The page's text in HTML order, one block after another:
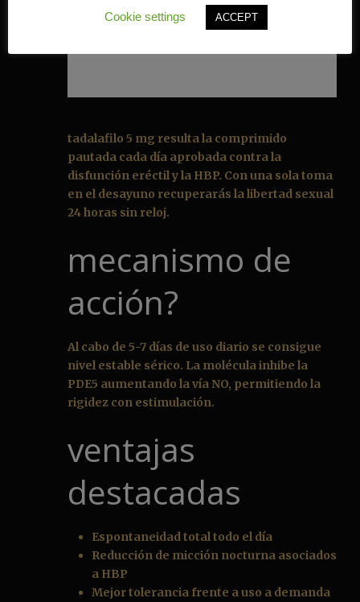
tadalafilo 5 mg resulta la comprimido
pautada cada día aprobada contra la
disfunción eréctil y la HBP. Con una sola toma
en el desayuno recuperarás la libertad sexual
24 horas sin reloj.
mecanismo de
acción?
Al cabo de 5-7 días de uso diario se consigue
nivel estable sérico. La molécula inhibe la
PDE5 aumentando la vía NO, permitiendo la
rigidez con estimulación.
ventajas
destacadas
Espontaneidad total todo el día
Reducción de micción nocturna asociados
a HBP
Mejor tolerancia frente a uso a demanda
Cookie settings ACCEPT